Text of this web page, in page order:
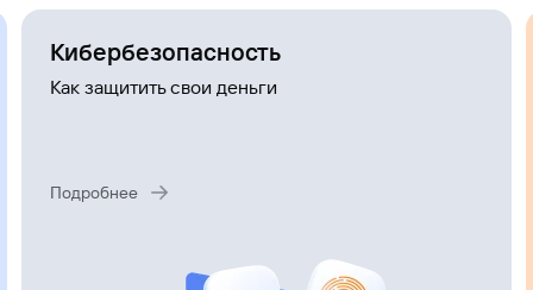
Быстрый
поиск
по
золота
Кибербезопасность
Как защитить свои деньги
Подробнее